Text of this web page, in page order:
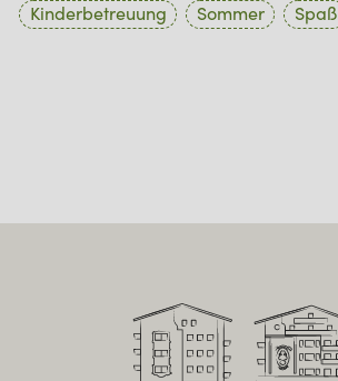
Kinderbetreuung
Sommer Spaß